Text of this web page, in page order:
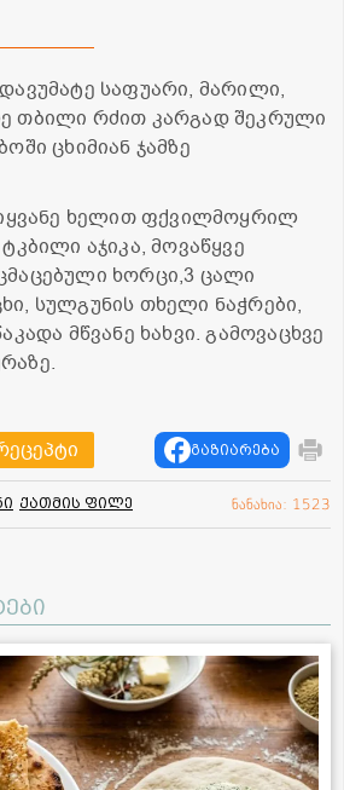
საფუარი, მარილი,
თბილი რძით კარგად შეკრული
ცხიმიან ჯამზე
ხელით ფქვილმოყრილ
აჯიკა, მოვაწყვე
ხორცი,3 ცალი
სულგუნის თხელი ნაჭრები,
მწვანე ხახვი. გამოვაცხვე
გაზიარება
ქათმის ფილე ნანახია: 1523